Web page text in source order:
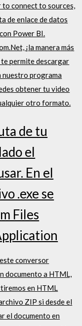
connect to sources,
de enlace de datos
Power BI.
¡la manera más
permite descargar
nuestro programa
obtener tu video
otro formato.
de tu
el
En el
.exe se
Files
conversor
documento a HTML,
en HTML
ZIP si desde el
el documento en